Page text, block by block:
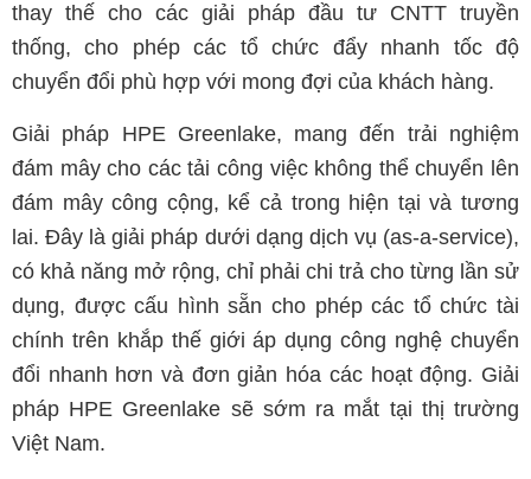
thay thế cho các giải pháp đầu tư CNTT truyền
thống, cho phép các tổ chức đẩy nhanh tốc độ
chuyển đổi phù hợp với mong đợi của khách hàng.
Giải pháp HPE Greenlake, mang đến trải nghiệm
đám mây cho các tải công việc không thể chuyển lên
đám mây công cộng, kể cả trong hiện tại và tương
lai. Đây là giải pháp dưới dạng dịch vụ (as-a-service),
có khả năng mở rộng, chỉ phải chi trả cho từng lần sử
dụng, được cấu hình sẵn cho phép các tổ chức tài
chính trên khắp thế giới áp dụng công nghệ chuyển
đổi nhanh hơn và đơn giản hóa các hoạt động. Giải
pháp HPE Greenlake sẽ sớm ra mắt tại thị trường
Việt Nam.